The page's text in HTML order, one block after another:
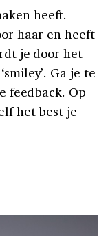
heeft.
haar en heeft
je door het
Ga je te
feedback. Op
het best je